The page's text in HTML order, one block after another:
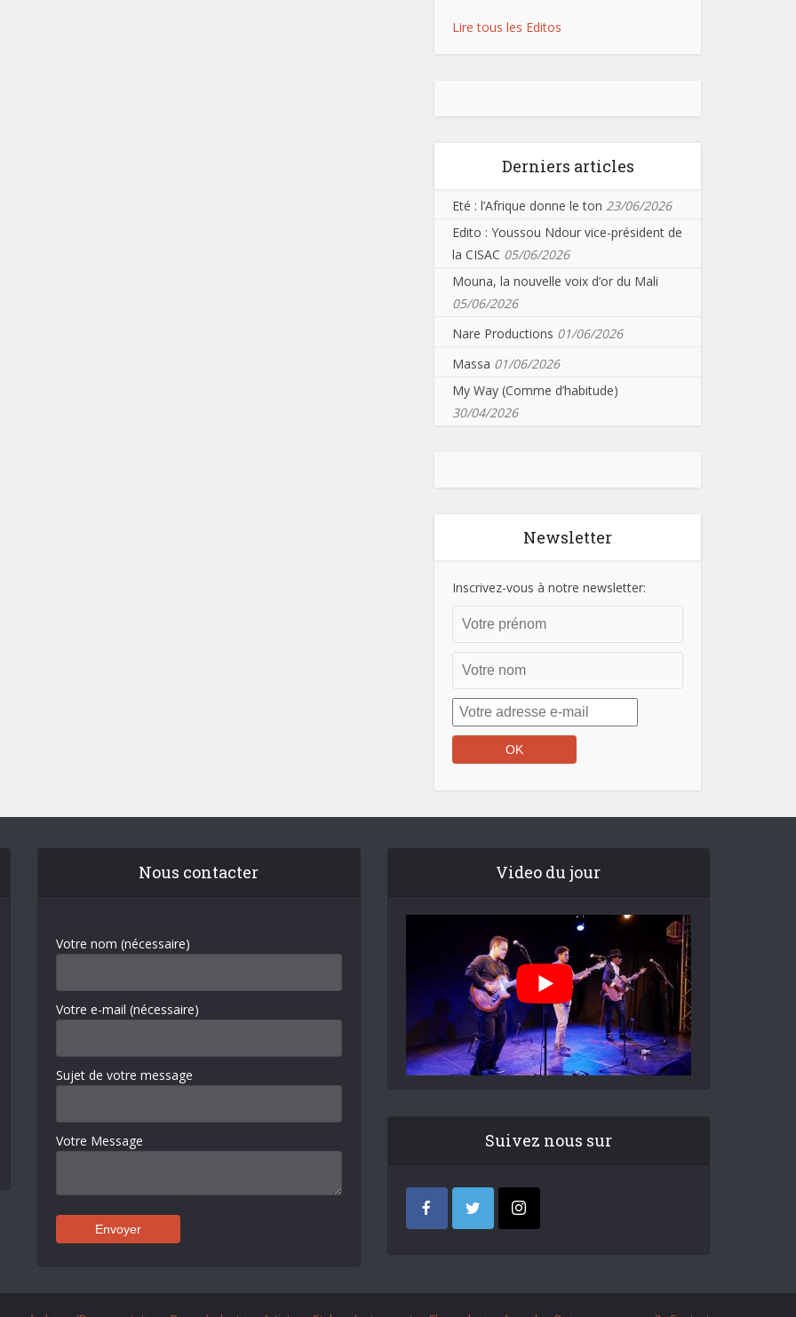
Lire tous les Editos
Derniers articles
Eté : l’Afrique donne le ton 23/06/2026
Edito : Youssou Ndour vice-président de
la CISAC 05/06/2026
Mouna, la nouvelle voix d’or du Mali
05/06/2026
Nare Productions 01/06/2026
Massa 01/06/2026
My Way (Comme d’habitude)
30/04/2026
Newsletter
Inscrivez-vous à notre newsletter:
Nous contacter
Votre nom (nécessaire)
Votre e-mail (nécessaire)
Sujet de votre message
Votre Message
Video du jour
Suivez nous sur